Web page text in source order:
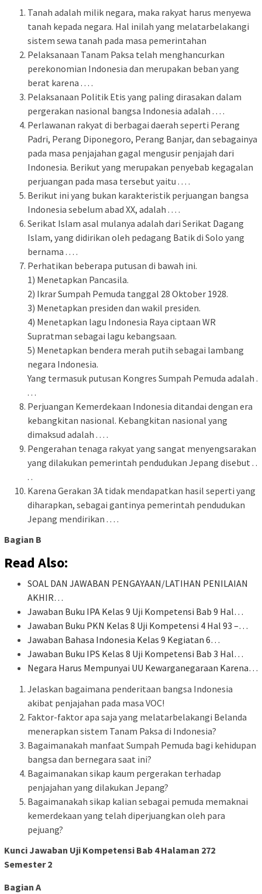
Tanah adalah milik negara, maka rakyat harus menyewa
tanah kepada negara. Hal inilah yang melatarbelakangi
sistem sewa tanah pada masa pemerintahan
Pelaksanaan Tanam Paksa telah menghancurkan
perekonomian Indonesia dan merupakan beban yang
berat karena . . . .
Pelaksanaan Politik Etis yang paling dirasakan dalam
pergerakan nasional bangsa Indonesia adalah . . . .
Perlawanan rakyat di berbagai daerah seperti Perang
Padri, Perang Diponegoro, Perang Banjar, dan sebagainya
pada masa penjajahan gagal mengusir penjajah dari
Indonesia. Berikut yang merupakan penyebab kegagalan
perjuangan pada masa tersebut yaitu . . . .
Berikut ini yang bukan karakteristik perjuangan bangsa
Indonesia sebelum abad XX, adalah . . . .
Serikat Islam asal mulanya adalah dari Serikat Dagang
Islam, yang didirikan oleh pedagang Batik di Solo yang
bernama . . . .
Perhatikan beberapa putusan di bawah ini.
1) Menetapkan Pancasila.
2) Ikrar Sumpah Pemuda tanggal 28 Oktober 1928.
3) Menetapkan presiden dan wakil presiden.
4) Menetapkan lagu Indonesia Raya ciptaan WR
Supratman sebagai lagu kebangsaan.
5) Menetapkan bendera merah putih sebagai lambang
negara Indonesia.
Yang termasuk putusan Kongres Sumpah Pemuda adalah .
. . .
Perjuangan Kemerdekaan Indonesia ditandai dengan era
kebangkitan nasional. Kebangkitan nasional yang
dimaksud adalah . . . .
Pengerahan tenaga rakyat yang sangat menyengsarakan
yang dilakukan pemerintah pendudukan Jepang disebut . .
. .
Karena Gerakan 3A tidak mendapatkan hasil seperti yang
diharapkan, sebagai gantinya pemerintah pendudukan
Jepang mendirikan . . . .
Bagian B
Read Also:
SOAL DAN JAWABAN PENGAYAAN/LATIHAN PENILAIAN
AKHIR…
Jawaban Buku IPA Kelas 9 Uji Kompetensi Bab 9 Hal…
Jawaban Buku PKN Kelas 8 Uji Kompetensi 4 Hal 93 –…
Jawaban Bahasa Indonesia Kelas 9 Kegiatan 6…
Jawaban Buku IPS Kelas 8 Uji Kompetensi Bab 3 Hal…
Negara Harus Mempunyai UU Kewarganegaraan Karena…
Jelaskan bagaimana penderitaan bangsa Indonesia
akibat penjajahan pada masa VOC!
Faktor-faktor apa saja yang melatarbelakangi Belanda
menerapkan sistem Tanam Paksa di Indonesia?
Bagaimanakah manfaat Sumpah Pemuda bagi kehidupan
bangsa dan bernegara saat ini?
Bagaimanakan sikap kaum pergerakan terhadap
penjajahan yang dilakukan Jepang?
Bagaimanakah sikap kalian sebagai pemuda memaknai
kemerdekaan yang telah diperjuangkan oleh para
pejuang?
Kunci Jawaban Uji Kompetensi Bab 4 Halaman 272
Semester 2
Bagian A